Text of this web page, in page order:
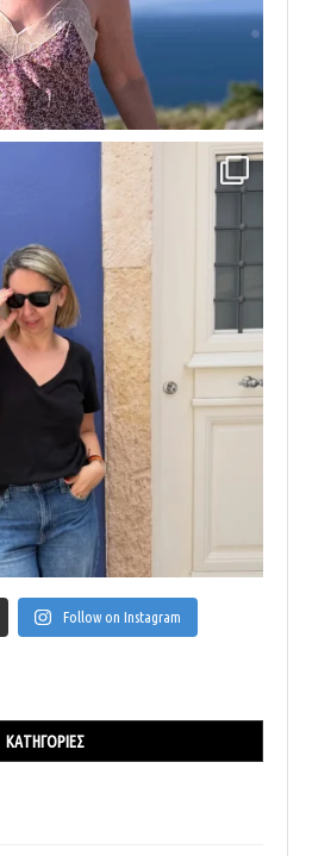
Follow on Instagram
ΚΑΤΗΓΟΡΊΕΣ